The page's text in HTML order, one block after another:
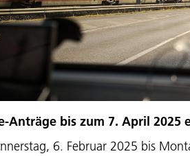
Anträge bis zum 7. April 2025
6. Februar 2025 bis